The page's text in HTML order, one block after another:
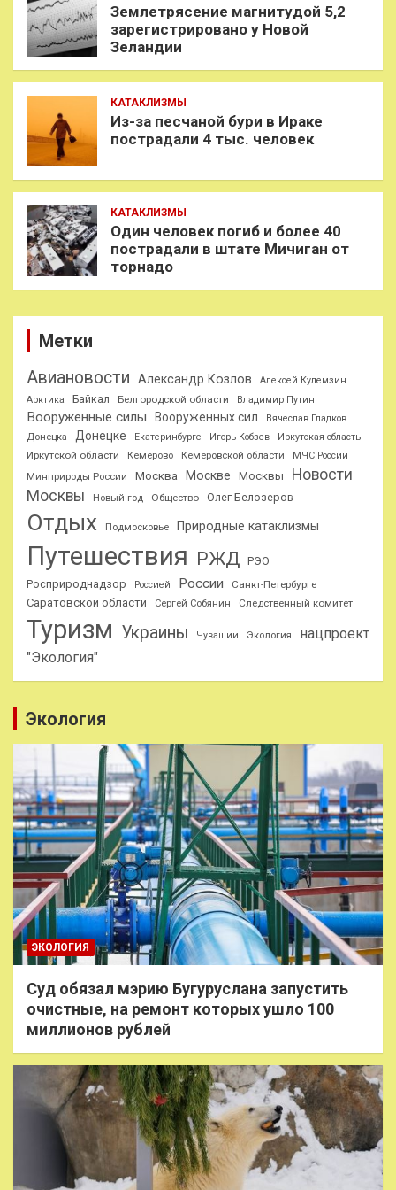
Землетрясение магнитудой 5,2
зарегистрировано у Новой
Зеландии
КАТАКЛИЗМЫ
Из-за песчаной бури в Ираке
пострадали 4 тыс. человек
КАТАКЛИЗМЫ
Один человек погиб и более 40
пострадали в штате Мичиган от
торнадо
Метки
Авиановости Александр Козлов
Алексей Кулемзин
Арктика
Байкал Белгородской области Владимир Путин
Вооруженные силы Вооруженных сил
Вячеслав Гладков
Донецка
Донецке Екатеринбурге Игорь Кобзев Иркутская область
Иркутской области Кемерово Кемеровской области
МЧС России
Минприроды России
Москва Москве Москвы
Новости
Москвы
Новый год Общество Олег Белозеров
Отдых Подмосковье Природные катаклизмы
Путешествия РЖД РЭО
Росприроднадзор
Россией России Санкт-Петербурге
Саратовской области Сергей Собянин Следственный комитет
Туризм Украины Чувашии Экология
нацпроект
"Экология"
Экология
ЭКОЛОГИЯ
Суд обязал мэрию Бугуруслана запустить
очистные, на ремонт которых ушло 100
миллионов рублей